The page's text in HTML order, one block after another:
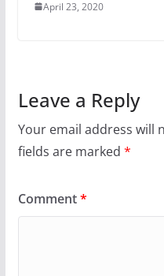
April 23, 2020
Leave a Reply
Your email address will
fields are marked *
Comment*